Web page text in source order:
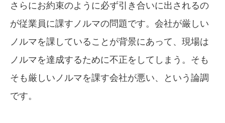
さらにお約束のように必ず引き合いに出されるの
が従業員に課すノルマの問題です。会社が厳しい
ノルマを課していることが背景にあって、現場は
ノルマを達成するために不正をしてしまう。そも
そも厳しいノルマを課す会社が悪い、という論調
です。